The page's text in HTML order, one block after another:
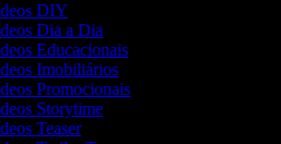
DIY
Dia a Dia
Educacionais
Imobiliários
Promocionais
Storytime
Teaser